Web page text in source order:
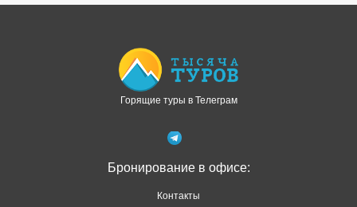
☎ +7(499)11-33-403
✉ Написать письмо
Бронирование онлайн:
Туры в рассрочку
Правовая информация